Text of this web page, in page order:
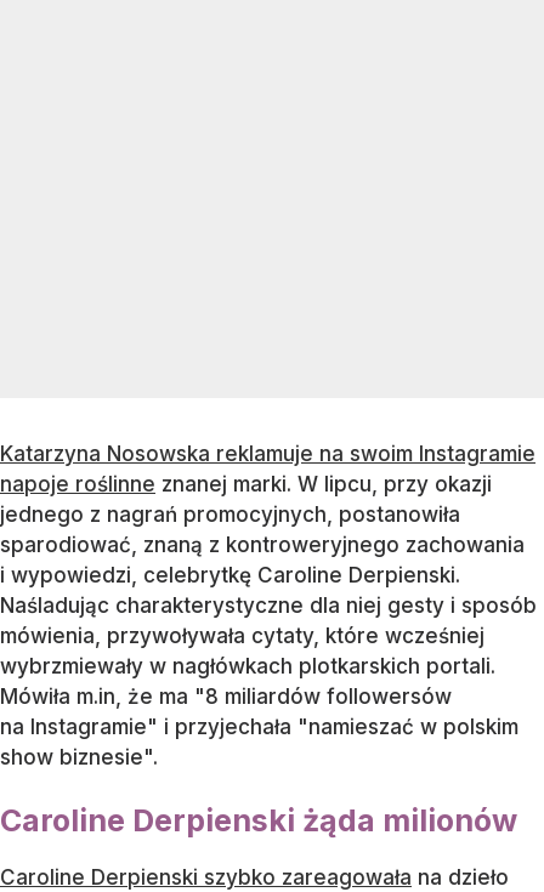
Katarzyna Nosowska reklamuje na swoim Instagramie
napoje roślinne znanej marki. W lipcu, przy okazji
jednego z nagrań promocyjnych, postanowiła
sparodiować, znaną z kontroweryjnego zachowania
i wypowiedzi, celebrytkę Caroline Derpienski.
Naśladując charakterystyczne dla niej gesty i sposób
mówienia, przywoływała cytaty, które wcześniej
wybrzmiewały w nagłówkach plotkarskich portali.
Mówiła m.in, że ma "8 miliardów followersów
na Instagramie" i przyjechała "namieszać w polskim
show biznesie".
Caroline Derpienski żąda milionów
Caroline Derpienski szybko zareagowała na dzieło